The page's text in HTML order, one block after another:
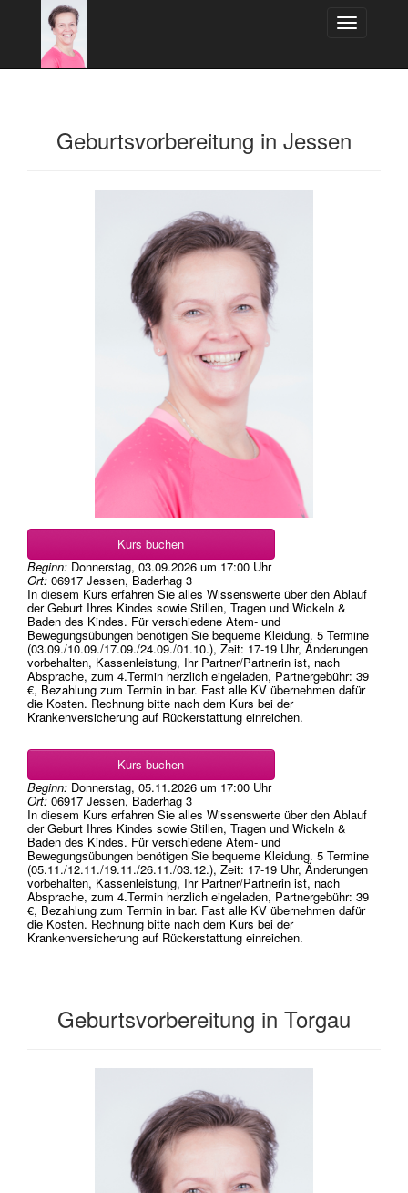
Toggle
Geburtsvorbereitung in Jessen
Kurs buchen
Beginn: Donnerstag, 03.09.2026 um 17:00 Uhr
Ort: 06917 Jessen, Baderhag 3
In diesem Kurs erfahren Sie alles Wissenswerte über den Ablauf
der Geburt Ihres Kindes sowie Stillen, Tragen und Wickeln &
Baden des Kindes. Für verschiedene Atem- und
Bewegungsübungen benötigen Sie bequeme Kleidung. 5 Termine
(03.09./10.09./17.09./24.09./01.10.), Zeit: 17-19 Uhr, Änderungen
vorbehalten, Kassenleistung, Ihr Partner/Partnerin ist, nach
Absprache, zum 4.Termin herzlich eingeladen, Partnergebühr: 39
€, Bezahlung zum Termin in bar. Fast alle KV übernehmen dafür
die Kosten. Rechnung bitte nach dem Kurs bei der
Krankenversicherung auf Rückerstattung einreichen.
Kurs buchen
Beginn: Donnerstag, 05.11.2026 um 17:00 Uhr
Ort: 06917 Jessen, Baderhag 3
In diesem Kurs erfahren Sie alles Wissenswerte über den Ablauf
der Geburt Ihres Kindes sowie Stillen, Tragen und Wickeln &
Baden des Kindes. Für verschiedene Atem- und
Bewegungsübungen benötigen Sie bequeme Kleidung. 5 Termine
(05.11./12.11./19.11./26.11./03.12.), Zeit: 17-19 Uhr, Änderungen
vorbehalten, Kassenleistung, Ihr Partner/Partnerin ist, nach
Absprache, zum 4.Termin herzlich eingeladen, Partnergebühr: 39
€, Bezahlung zum Termin in bar. Fast alle KV übernehmen dafür
die Kosten. Rechnung bitte nach dem Kurs bei der
Krankenversicherung auf Rückerstattung einreichen.
Geburtsvorbereitung in Torgau